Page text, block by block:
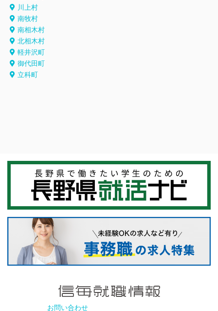
川上村
南牧村
南相木村
北相木村
軽井沢町
御代田町
立科町
お問い合わせ